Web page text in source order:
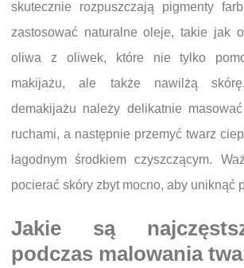
skutecznie rozpuszczają pigmenty
zastosować naturalne oleje, takie jak
oliwa z oliwek, które nie tylko
makijażu, ale także nawilżą
demakijażu należy delikatnie
ruchami, a następnie przemyć twarz
łagodnym środkiem czyszczącym.
pocierać skóry zbyt mocno, aby uniknąć
Jakie są
podczas malowania